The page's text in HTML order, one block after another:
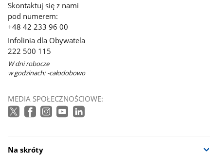
Skontaktuj się z nami
pod numerem:
+48 42 233 96 00
Infolinia dla Obywatela
222 500 115
W dni robocze
w godzinach: -całodobowo
MEDIA SPOŁECZNOŚCIOWE:
Na skróty